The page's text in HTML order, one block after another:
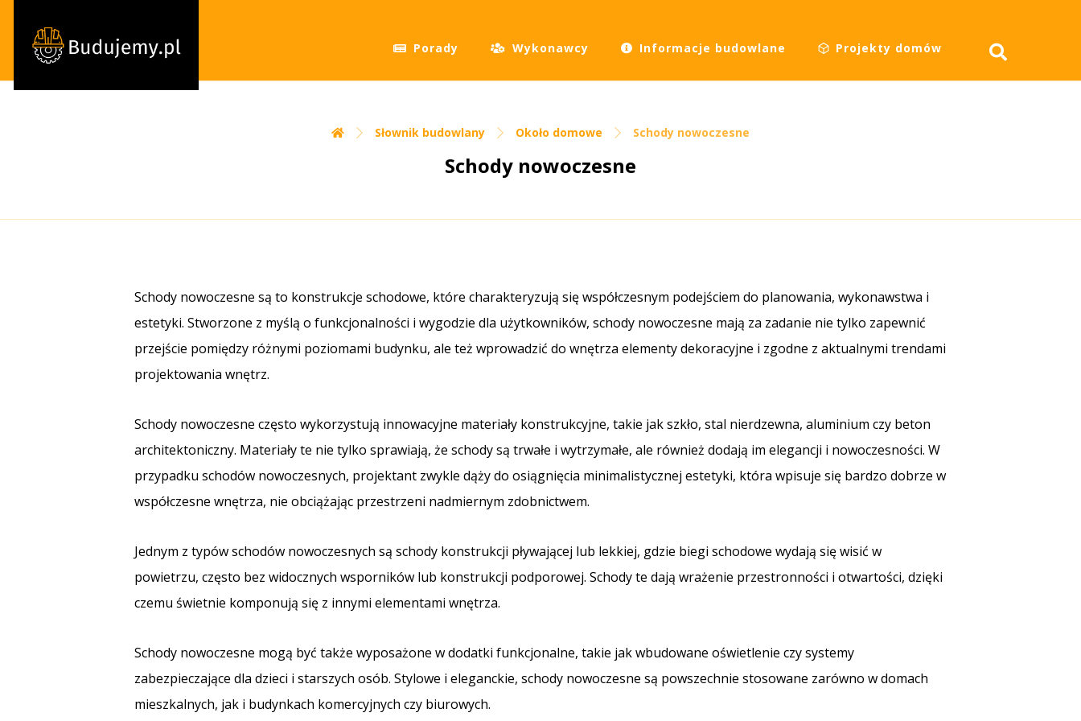
Porady Wykonawcy Informacje budowlane Projekty domów
Słownik budowlany Około domowe Schody nowoczesne
Schody nowoczesne
Schody nowoczesne są to konstrukcje schodowe, które charakteryzują się współczesnym podejściem do planowania, wykonawstwa i
estetyki. Stworzone z myślą o funkcjonalności i wygodzie dla użytkowników, schody nowoczesne mają za zadanie nie tylko zapewnić
przejście pomiędzy różnymi poziomami budynku, ale też wprowadzić do wnętrza elementy dekoracyjne i zgodne z aktualnymi trendami
projektowania wnętrz.
Schody nowoczesne często wykorzystują innowacyjne materiały konstrukcyjne, takie jak szkło, stal nierdzewna, aluminium czy beton
architektoniczny. Materiały te nie tylko sprawiają, że schody są trwałe i wytrzymałe, ale również dodają im elegancji i nowoczesności. W
przypadku schodów nowoczesnych, projektant zwykle dąży do osiągnięcia minimalistycznej estetyki, która wpisuje się bardzo dobrze w
współczesne wnętrza, nie obciążając przestrzeni nadmiernym zdobnictwem.
Jednym z typów schodów nowoczesnych są schody konstrukcji pływającej lub lekkiej, gdzie biegi schodowe wydają się wisić w
powietrzu, często bez widocznych wsporników lub konstrukcji podporowej. Schody te dają wrażenie przestronności i otwartości, dzięki
czemu świetnie komponują się z innymi elementami wnętrza.
Schody nowoczesne mogą być także wyposażone w dodatki funkcjonalne, takie jak wbudowane oświetlenie czy systemy
zabezpieczające dla dzieci i starszych osób. Stylowe i eleganckie, schody nowoczesne są powszechnie stosowane zarówno w domach
mieszkalnych, jak i budynkach komercyjnych czy biurowych.